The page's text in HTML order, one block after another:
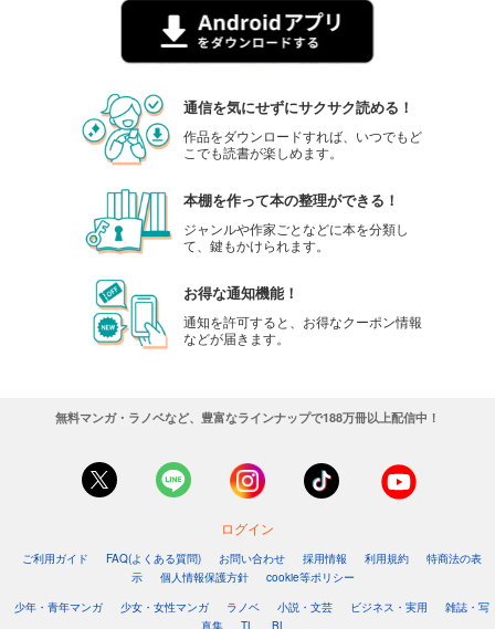
通信を気にせずにサクサク読める！
作品をダウンロードすれば、いつでもど
こでも読書が楽しめます。
本棚を作って本の整理ができる！
ジャンルや作家ごとなどに本を分類し
て、鍵もかけられます。
お得な通知機能！
通知を許可すると、お得なクーポン情報
などが届きます。
無料マンガ・ラノベなど、豊富なラインナップで188万冊以上配信中！
ログイン
ご利用ガイド FAQ(よくある質問) お問い合わせ 採用情報 利用規約
特商法の表
示
個人情報保護方針
cookie等ポリシー
少年・青年マンガ
少女・女性マンガ ラノベ 小説・文芸 ビジネス・実用
雑誌・写
真集
TL BL